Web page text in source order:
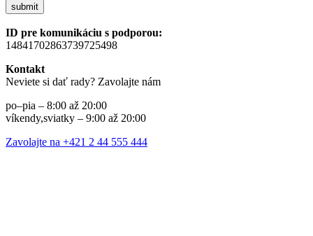
submit
ID pre komunikáciu s podporou:
14841702863739725498
Kontakt
Neviete si dať rady? Zavolajte nám
po–pia – 8:00 až 20:00
víkendy,sviatky – 9:00 až 20:00
Zavolajte na +421 2 44 555 444